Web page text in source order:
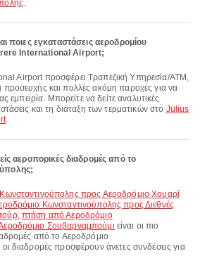
.
ποιες εγκαταστάσεις αεροδρομίου
International Airport;
και πολλές ακόμη παροχές για να
εμπειρία. Μπορείτε να δείτε αναλυτικές
και τη διάταξη των τερματικών στο Julius
.
αεροπορικές διαδρομές από το
προς Αεροδρόμιο Χουαρί
Κωνσταντινούπολης προς Διεθνές
, πτήση από Αεροδρόμιο
Σουβαρναμπούμι είναι οι πιο
από το Αεροδρόμιο
διαδρομές προσφέρουν άνετες συνδέσεις για